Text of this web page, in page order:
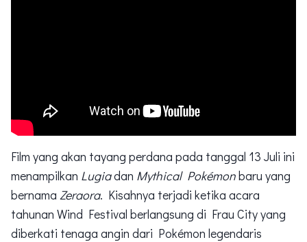
Film yang akan tayang perdana pada tanggal 13 Juli ini
menampilkan Lugiadan Mythical Pokémonbaru yang
bernama Zeraora. Kisahnya terjadi ketika acara
tahunan Wind Festival berlangsung di Frau City yang
diberkati tenaga angin dari Pokémon legendaris